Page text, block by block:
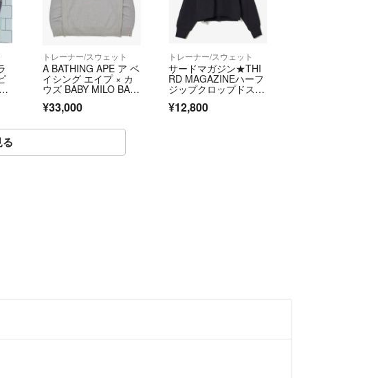
トレーナー/スウェット
A BATHING APE ア ベ
イシング エイプ × カ
ウズ BABY MILO BAP
ックスウェット グレ
イロ NIGO期 Lサイ
¥33,000
トレーナー/スウェット
サードマガジン★THI
RD MAGAZINEハーフ
ジップクロップドスウ
¥12,800